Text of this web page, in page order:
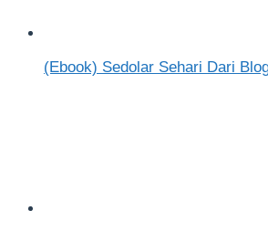
(Ebook) Sedolar Sehari Dari